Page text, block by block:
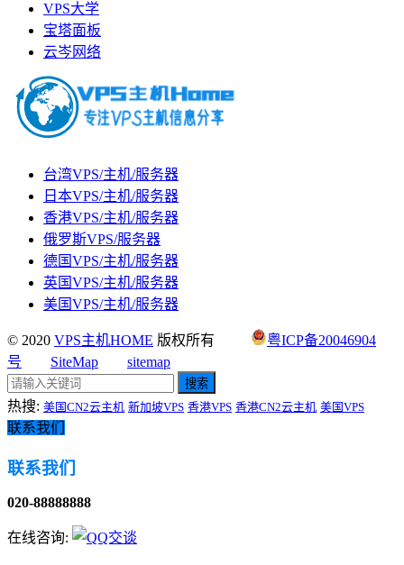
VPS大学
宝塔面板
云岑网络
台湾VPS/主机/服务器
日本VPS/主机/服务器
香港VPS/主机/服务器
俄罗斯VPS/服务器
德国VPS/主机/服务器
英国VPS/主机/服务器
美国VPS/主机/服务器
© 2020 VPS主机HOME 版权所有
粤ICP备20046904
号
SiteMap sitemap
搜索
热搜: 美国CN2云主机 新加坡VPS 香港VPS 香港CN2云主机 美国VPS
联系我们
联系我们
020-88888888
在线咨询: